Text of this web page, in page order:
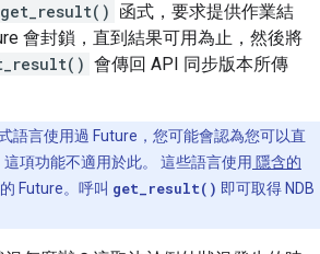
get_result() 函式，要求提供作業結
會封鎖，直到結果可用為止，然後將
會傳回 API 同步版本所傳
語言使用過 Future，您可能會認為您可以直
項功能不適用於此。 這些語言使用 隱含的
Future。呼叫 get_result() 即可取得 NDB